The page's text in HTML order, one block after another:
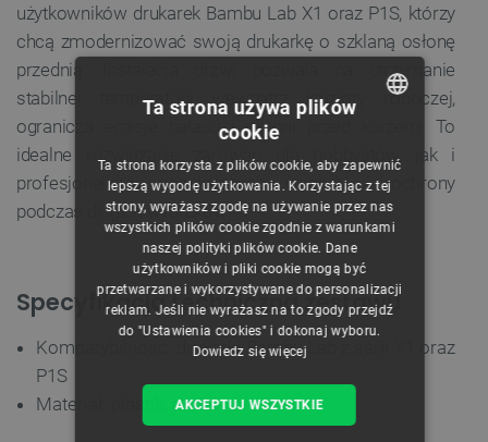
użytkowników drukarek Bambu Lab X1 oraz P1S, którzy
chcą zmodernizować swoją drukarkę o szklaną osłonę
przednią. Instalacja drzwi pozwala na utrzymanie
stabilnej temperatury wewnątrz komory roboczej,
ogranicza emisję hałasu i chroni przed kurzem. To
idealne rozwiązanie zarówno dla hobbystów, jak i
profesjonalistów szukających wygody i ochrony
podczas długich wydruków.
Specyfikacja techniczna zestawu
Kompatybilność: drukarki Bambu Lab z serii X1 oraz
P1S
Materiał: plastik, metal
CZECH
ENGLISH
GERMAN
Ta strona używa plików
cookie
Ta strona korzysta z plików cookie, aby zapewnić
lepszą wygodę użytkowania. Korzystając z tej
strony, wyrażasz zgodę na używanie przez nas
wszystkich plików cookie zgodnie z warunkami
naszej polityki plików cookie. Dane
użytkowników i pliki cookie mogą być
przetwarzane i wykorzystywane do personalizacji
reklam. Jeśli nie wyrażasz na to zgody przejdź
do "Ustawienia cookies" i dokonaj wyboru.
Dowiedz się więcej
AKCEPTUJ WSZYSTKIE